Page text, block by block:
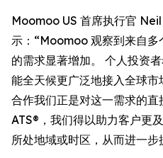
Moomoo US 首席执行官
示：“Moomoo 观察到来自多
的需求显著增加。 个人投资
能全天候更广泛地接入全球
合作我们正是对这一需求的
ATS®，我们得以助力客户更
所处地域或时区，从而进一